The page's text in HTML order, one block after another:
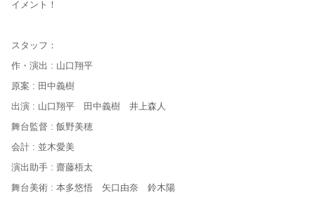
イメント！
スタッフ：
作・演出 : 山口翔平
原案 : 田中義樹
出演 : 山口翔平 田中義樹 井上森人
舞台監督 : 飯野美穂
会計 : 並木愛美
演出助手 : 齋藤梧太
舞台美術 : 本多悠悟 矢口由奈 鈴木陽